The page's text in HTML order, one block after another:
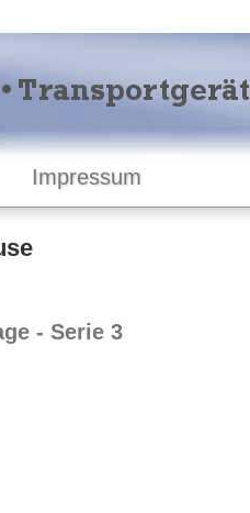
Impressum
- Serie 3